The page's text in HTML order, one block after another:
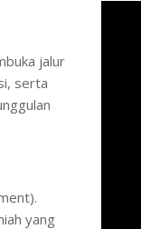
jalur
serta
yang